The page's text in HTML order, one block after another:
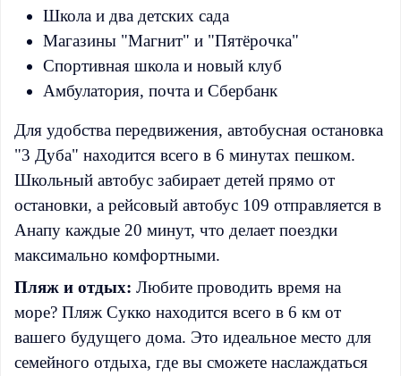
Школа и два детских сада
Магазины "Магнит" и "Пятёрочка"
Спортивная школа и новый клуб
Амбулатория, почта и Сбербанк
Для удобства передвижения, автобусная остановка
"3 Дуба" находится всего в 6 минутах пешком.
Школьный автобус забирает детей прямо от
остановки, а рейсовый автобус 109 отправляется в
Анапу каждые 20 минут, что делает поездки
максимально комфортными.
Пляж и отдых: Любите проводить время на
море? Пляж Сукко находится всего в 6 км от
вашего будущего дома. Это идеальное место для
семейного отдыха, где вы сможете наслаждаться